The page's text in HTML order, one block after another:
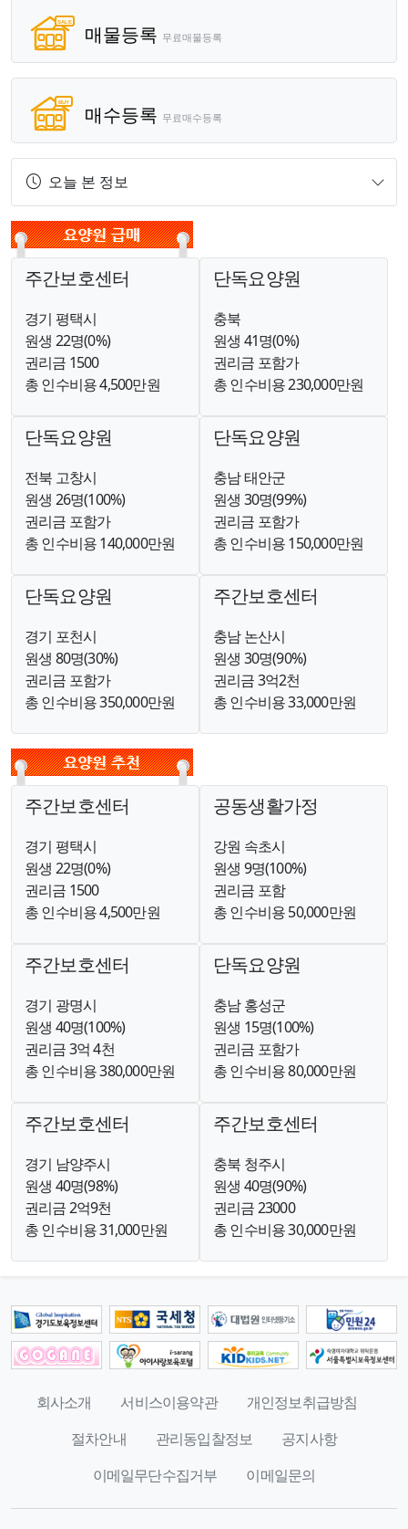
매물등록 무료매물등록
매수등록 무료매수등록
오늘 본 정보
주간보호센터
경기 평택시
원생 22명(0%)
권리금 1500
총 인수비용 4,500만원
단독요양원
충북
원생 41명(0%)
권리금 포함가
총 인수비용 230,000만원
단독요양원
전북 고창시
원생 26명(100%)
권리금 포함가
총 인수비용 140,000만원
단독요양원
충남 태안군
원생 30명(99%)
권리금 포함가
총 인수비용 150,000만원
단독요양원
경기 포천시
원생 80명(30%)
권리금 포함가
총 인수비용 350,000만원
주간보호센터
충남 논산시
원생 30명(90%)
권리금 3억2천
총 인수비용 33,000만원
주간보호센터
경기 평택시
원생 22명(0%)
권리금 1500
총 인수비용 4,500만원
공동생활가정
강원 속초시
원생 9명(100%)
권리금 포함
총 인수비용 50,000만원
주간보호센터
경기 광명시
원생 40명(100%)
권리금 3억 4천
총 인수비용 380,000만원
단독요양원
충남 홍성군
원생 15명(100%)
권리금 포함가
총 인수비용 80,000만원
주간보호센터
경기 남양주시
원생 40명(98%)
권리금 2억9천
총 인수비용 31,000만원
주간보호센터
충북 청주시
원생 40명(90%)
권리금 23000
총 인수비용 30,000만원
회사소개 서비스이용약관
개인정보취급방침
절차안내
관리동입찰정보
공지사항
이메일무단수집거부
이메일문의